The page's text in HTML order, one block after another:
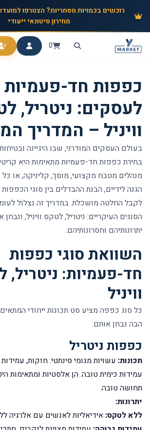
רוכשים בכמויות מסחריות? הצטרפו
מחירון סיטונאי ייעודי
0
כפפות חד-פעמיות
לעסקים: ניטריל,
וויניל – המדריך
בעולם העסקים המודרני, שבו היגיינה
בחירת כפפות חד-פעמיות מתאימות היא
מנהלים מטבח מקצועי, מוסך, קליניקה, או
הגנה לידיים, הבנת ההבדלים בין סוגי
לקבל החלטה מושכלת. במדריך זה נצלול
הסוגים העיקריים: ניטריל, לטקס וויניל, ונבחן
יתרונותיהם וחסרונותיהם.
השוואת סוגי כפפות
חד-פעמיות: ניטריל,
וויניל
כל סוג כפפה מציע סט תכונות ייחודי
הבה נבחן אותם:
כפפות ניטריל
תכונות: עשויות מגומי סינתטי. חזקות,
עמידות כימית טובה. הן אלסטיות ומתאימות
תחושה טובה.
יתרונות:
ללא לטקס: אידיאליות לאנשים עם אלרגיה